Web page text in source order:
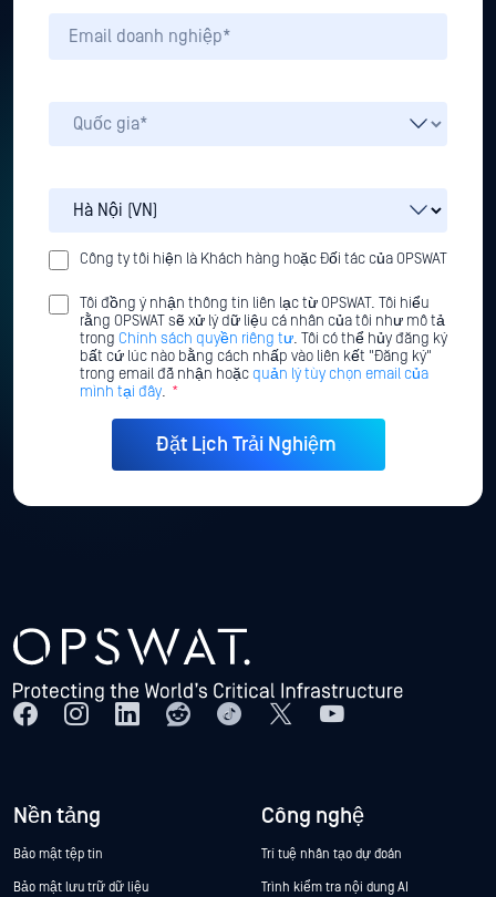
Công ty tôi hiện là Khách hàng hoặc Đối tác của OPSWAT
Tôi đồng ý nhận thông tin liên lạc từ OPSWAT. Tôi hiểu
rằng OPSWAT sẽ xử lý dữ liệu cá nhân của tôi như mô tả
trong Chính sách quyền riêng tư. Tôi có thể hủy đăng ký
bất cứ lúc nào bằng cách nhấp vào liên kết "Đăng ký"
trong email đã nhận hoặc quản lý tùy chọn email của
mình tại đây. *
Nền tảng
Bảo mật tệp tin
Bảo mật lưu trữ dữ liệu
Công nghệ
Trí tuệ nhân tạo dự đoán
Trình kiểm tra nội dung AI